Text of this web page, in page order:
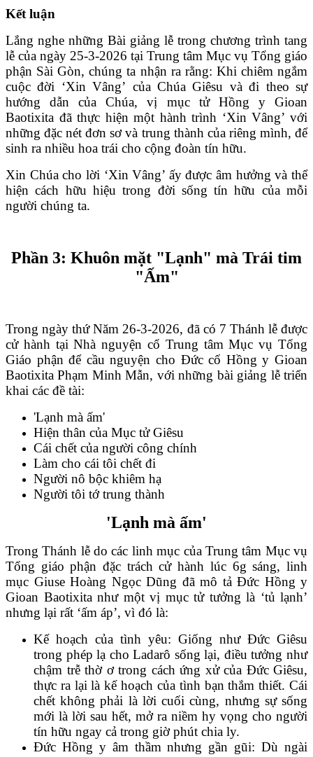
Kết luận
Lắng nghe những Bài giảng lễ trong chương trình tang
lễ của ngày 25-3-2026 tại Trung tâm Mục vụ Tổng giáo
phận Sài Gòn, chúng ta nhận ra rằng: Khi chiêm ngắm
cuộc đời ‘Xin Vâng’ của Chúa Giêsu và đi theo sự
hướng dẫn của Chúa, vị mục tử Hồng y Gioan
Baotixita đã thực hiện một hành trình ‘Xin Vâng’ với
những đặc nét đơn sơ và trung thành của riêng mình, để
sinh ra nhiều hoa trái cho cộng đoàn tín hữu.
Xin Chúa cho lời ‘Xin Vâng’ ấy được âm hưởng và thể
hiện cách hữu hiệu trong đời sống tín hữu của mỗi
người chúng ta.
Phần 3: Khuôn mặt "Lạnh" mà Trái tim
"Ấm"
Trong ngày thứ Năm 26-3-2026, đã có 7 Thánh lễ được
cử hành tại Nhà nguyện cổ Trung tâm Mục vụ Tổng
Giáo phận để cầu nguyện cho Đức cố Hồng y Gioan
Baotixita Phạm Minh Mẫn, với những bài giảng lễ triển
khai các đề tài:
'Lạnh mà ấm'
Hiện thân của Mục tử Giêsu
Cái chết của người công chính
Làm cho cái tôi chết đi
Người nô bộc khiêm hạ
Người tôi tớ trung thành
'Lạnh mà ấm'
Trong Thánh lễ do các linh mục của Trung tâm Mục vụ
Tổng giáo phận đặc trách cử hành lúc 6g sáng, linh
mục Giuse Hoàng Ngọc Dũng đã mô tả Đức Hồng y
Gioan Baotixita như một vị mục tử tưởng là ‘tủ lạnh’
nhưng lại rất ‘ấm áp’, vì đó là:
Kế hoạch của tình yêu: Giống như Đức Giêsu
trong phép lạ cho Ladarô sống lại, điều tưởng như
chậm trễ thờ ơ trong cách ứng xử của Đức Giêsu,
thực ra lại là kế hoạch của tình bạn thắm thiết. Cái
chết không phải là lời cuối cùng, nhưng sự sống
mới là lời sau hết, mở ra niềm hy vọng cho người
tín hữu ngay cả trong giờ phút chia ly.
Đức Hồng y âm thầm nhưng gần gũi: Dù ngài